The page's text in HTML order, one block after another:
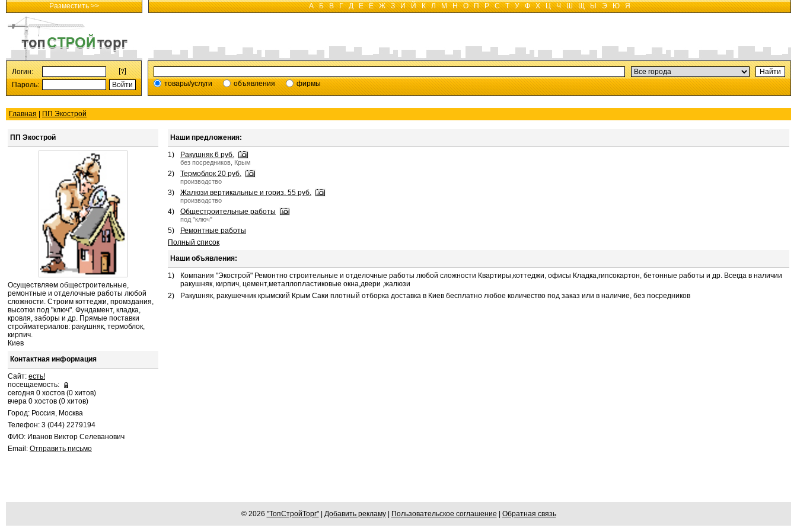
Разместить >> А Б В Г Д Е Ё Ж З И Й К Л М Н О П Р С Т У Ф Х Ц Ч Ш Щ Ы Э Ю Я
Логин:
Пароль:
товары/услуги объявления фирмы
Главная ПП Экострой
ПП Экострой
Осуществляем общестроительные,
ремонтные и отделочные работы любой
сложности. Строим коттеджи, промздания,
высотки под "ключ". Фундамент, кладка,
кровля, заборы и др. Прямые поставки
стройматериалов: ракушняк, термоблок,
кирпич.
Киев
Контактная информация
Сайт: есть!
посещаемость:
сегодня 0 хостов (0 хитов)
вчера 0 хостов (0 хитов)
Город: Россия, Москва
Телефон: 3 (044) 2279194
ФИО: Иванов Виктор Селеванович
Email: Отправить письмо
Наши предложения:
1) Ракушняк 6 руб.
без посредников, Крым
2) Термоблок 20 руб.
производство
3) Жалюзи вертикальные и гориз. 55 руб.
производство
4) Общестроительные работы
под "ключ"
5)
Ремонтные работы
Полный список
Наши объявления:
1)
Компания "Экострой" Ремонтно строительные и отделочные работы любой сложности Квартиры,коттеджи, офисы Кладка,гипсокартон, бетонные работы и др. Всегда в наличии
ракушняк, кирпич, цемент,металлопластиковые окна,двери ,жалюзи
2)
Ракушняк, ракушечник крымский Крым Саки плотный отборка доставка в Киев бесплатно любое количество под заказ или в наличие, без посредников
© 2026 "ТопСтройТорг"| Добавить рекламу| Пользовательское соглашение Обратная связь